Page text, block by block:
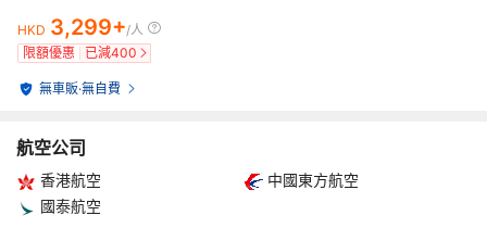
HKD 3,299+/人
限額優惠
已減400
無車販·無自費
航空公司
香港航空
中國東方航空
國泰航空